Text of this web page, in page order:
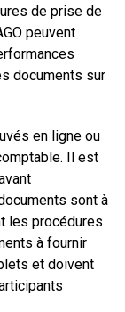
de prise de
peuvent
documents sur
en ligne ou
Il est
sont à
les procédures
à fournir
et doivent